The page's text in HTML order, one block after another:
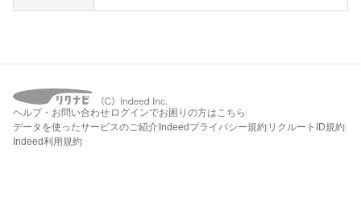
ヘルプ・お問い合わせ ログインでお困りの方はこちら
データを使ったサービスのご紹介 Indeedプライバシー規約 リクルートID規約
Indeed利用規約